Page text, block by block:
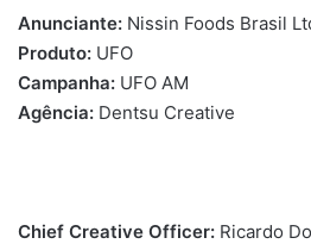
Anunciante: Nissin Foods Brasil
Produto: UFO
Campanha: UFO AM
Agência: Dentsu Creative
Chief Creative Officer: Ricardo